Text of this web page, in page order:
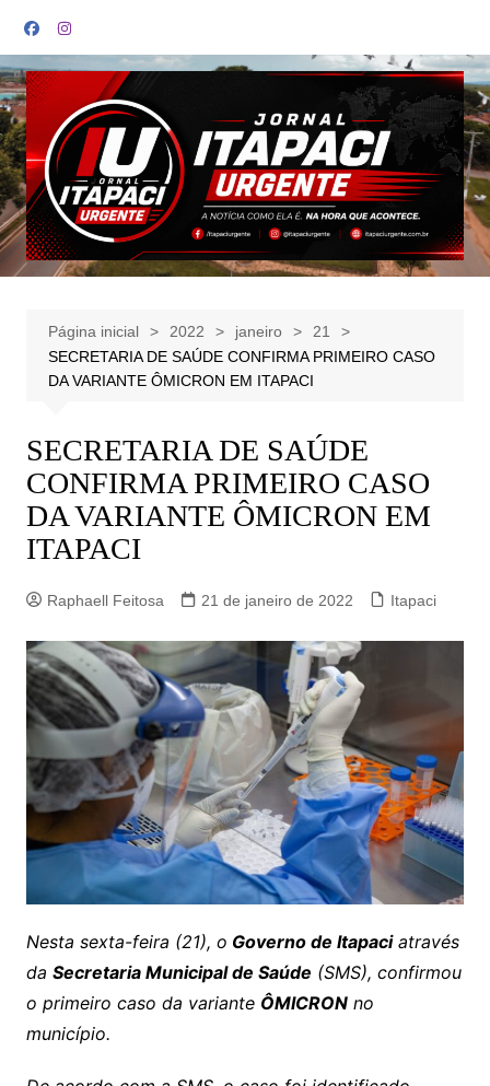
para
o
conteúdo
Página inicial 2022 janeiro
21
SECRETARIA DE SAÚDE CONFIRMA PRIMEIRO CASO
DA VARIANTE ÔMICRON EM ITAPACI
SECRETARIA DE SAÚDE
CONFIRMA PRIMEIRO CASO
DA VARIANTE ÔMICRON EM
ITAPACI
Raphaell Feitosa 21 de janeiro de 2022 Itapaci
Nesta sexta-feira (21), o Governo de Itapaciatravés
da Secretaria Municipal de Saúde (SMS), confirmou
o primeiro caso da variante ÔMICRONno
município.